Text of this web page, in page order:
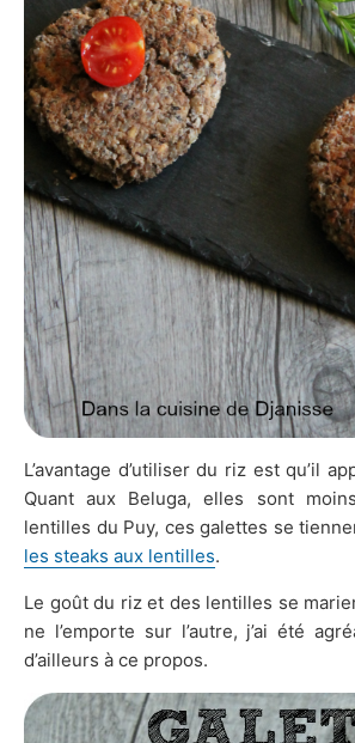
L’avantage d’utiliser du riz est qu’il
Quant aux Beluga, elles sont
lentilles du Puy, ces galettes se
les steaks aux lentilles.
Le goût du riz et des lentilles se
ne l’emporte sur l’autre, j’ai été
d’ailleurs à ce propos.